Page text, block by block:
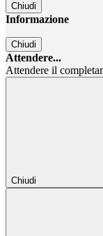
Chiudi
Informazione
Chiudi
Attendere...
Attendere il
Chiudi